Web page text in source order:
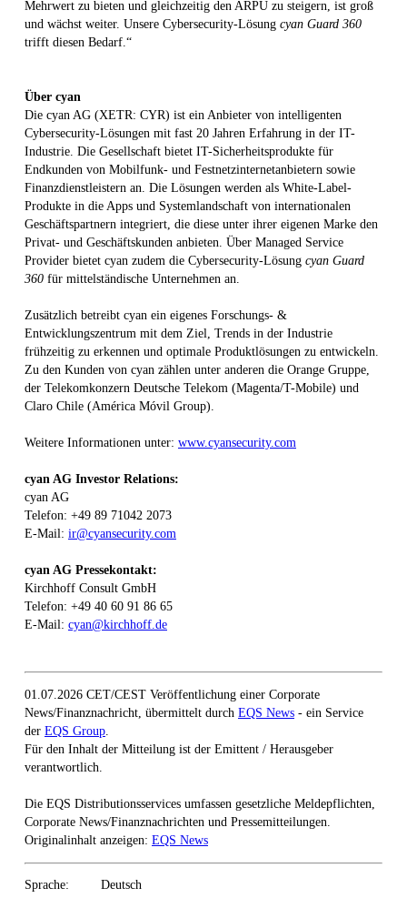
Mehrwert zu bieten und gleichzeitig den ARPU zu steigern, ist groß
und wächst weiter. Unsere Cybersecurity-Lösung cyan Guard 360
trifft diesen Bedarf.“
Über cyan
Die cyan AG (XETR: CYR) ist ein Anbieter von intelligenten
Cybersecurity-Lösungen mit fast 20 Jahren Erfahrung in der IT-
Industrie. Die Gesellschaft bietet IT-Sicherheitsprodukte für
Endkunden von Mobilfunk- und Festnetzinternetanbietern sowie
Finanzdienstleistern an. Die Lösungen werden als White-Label-
Produkte in die Apps und Systemlandschaft von internationalen
Geschäftspartnern integriert, die diese unter ihrer eigenen Marke den
Privat- und Geschäftskunden anbieten. Über Managed Service
Provider bietet cyan zudem die Cybersecurity-Lösung cyan Guard
360 für mittelständische Unternehmen an.
Zusätzlich betreibt cyan ein eigenes Forschungs- &
Entwicklungszentrum mit dem Ziel, Trends in der Industrie
frühzeitig zu erkennen und optimale Produktlösungen zu entwickeln.
Zu den Kunden von cyan zählen unter anderen die Orange Gruppe,
der Telekomkonzern Deutsche Telekom (Magenta/T-Mobile) und
Claro Chile (América Móvil Group).
Weitere Informationen unter: www.cyansecurity.com
cyan AG Investor Relations:
cyan AG
Telefon: +49 89 71042 2073
E-Mail: ir@cyansecurity.com
cyan AG Pressekontakt:
Kirchhoff Consult GmbH
Telefon: +49 40 60 91 86 65
E-Mail: cyan@kirchhoff.de
01.07.2026 CET/CEST Veröffentlichung einer Corporate
News/Finanznachricht, übermittelt durch EQS News - ein Service
der EQS Group
Für den Inhalt der Mitteilung ist der Emittent / Herausgeber
verantwortlich.
Die EQS Distributionsservices umfassen gesetzliche Meldepflichten,
Corporate News/Finanznachrichten und Pressemitteilungen.
Originalinhalt anzeigen: EQS News
Sprache:
Deutsch